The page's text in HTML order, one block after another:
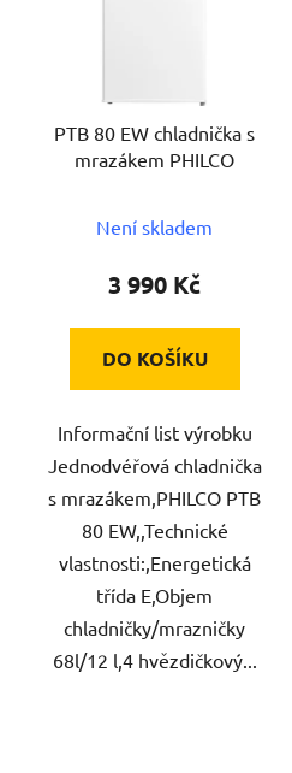
PTB 80 EW chladnička s
mrazákem PHILCO
Není skladem
3 990 Kč
DO KOŠÍKU
Informační list výrobku
Jednodvéřová chladnička
s mrazákem,PHILCO PTB
80 EW,,Technické
vlastnosti:,Energetická
třída E,Objem
chladničky/mrazničky
68l/12 l,4 hvězdičkový...